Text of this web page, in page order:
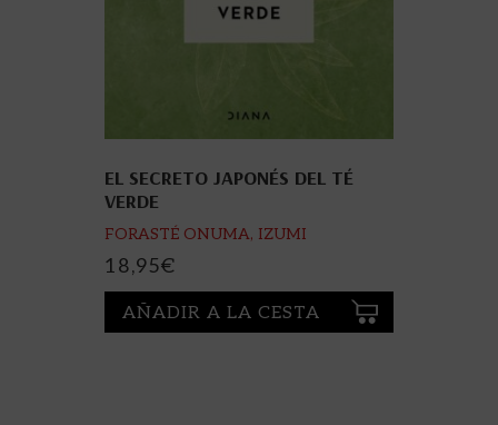
EL SECRETO JAPONÉS DEL TÉ
VERDE
FORASTÉ ONUMA, IZUMI
18,95€
AÑADIR A LA CESTA